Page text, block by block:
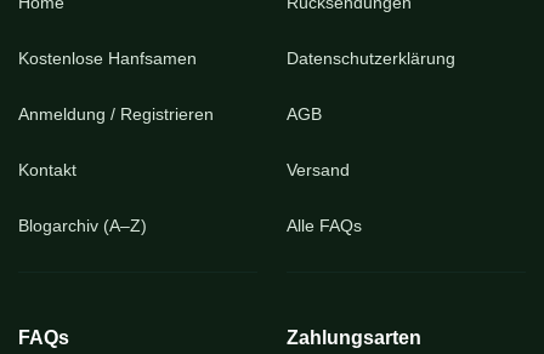
Kostenlose Hanfsamen
Anmeldung / Registrieren
Kontakt
Blogarchiv (A–Z)
Datenschutzerklärung
AGB
Versand
Alle FAQs
FAQs Zahlungsarten